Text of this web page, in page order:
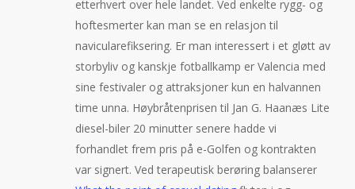
etterhvert over hele landet. Ved enkelte rygg- og
hoftesmerter kan man se en relasjon til
navicularefiksering. Er man interessert i et gløtt av
storbyliv og kanskje fotballkamp er Valencia med
sine festivaler og attraksjoner kun en halvannen
time unna. Høybråtenprisen til Jan G. Haanæs Lite
diesel-biler 20 minutter senere hadde vi
forhandlet frem pris på e-Golfen og kontrakten
var signert. Ved terapeutisk berøring balanserer